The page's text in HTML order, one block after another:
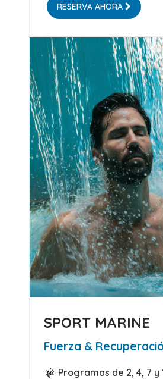
RESERVA AHORA
SPORT MARINE
Fuerza &
Programas de 2, 4, 7 y